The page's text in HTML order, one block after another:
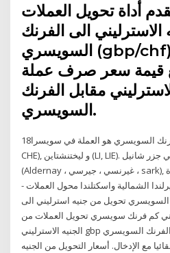
أداة تحويل العملات
الاسترليني الى الفرنك
السويسري (gbp/chf) ليمكنكم من
قيمة سعر صرف عملة
مقابل الفرنك
السويسري.
18‏‏/5‏‏/1442 بعد الهجرة الفرنك السويسري هو العملة في سويسرا (CH,
CHE), و ليختنشتاين (LI, LIE). الجنيه الاسترليني هو العملة في جزر شانيل
(Aldernay ، غيرنسي ، جيرسي ، sark), جزيرة مان, و المملكه المتحدة
الشمالية واسكتلندا محول العملات -
السويسري تحويل من جنيه استرليني الى
جنيه استرليني كم فرنك سويسري تحويل العملات من
الجنيه الاسترليني gbp الى الفرنك السويسري chf. أدخل المبلغ المراد
مع الإدخال. أسعار التحويل من الجنيه